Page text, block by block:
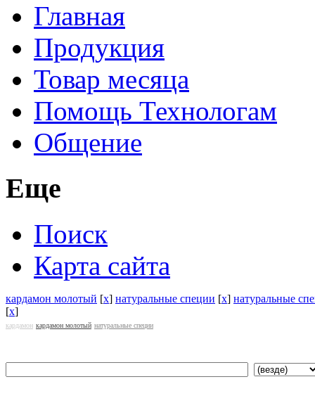
Главная
Продукция
Товар месяца
Помощь Технологам
Общение
Еще
Поиск
Карта сайта
кардамон молотый [x] натуральные специи [x] натуральные
[x]
кардамон кардамон молотый натуральные специи